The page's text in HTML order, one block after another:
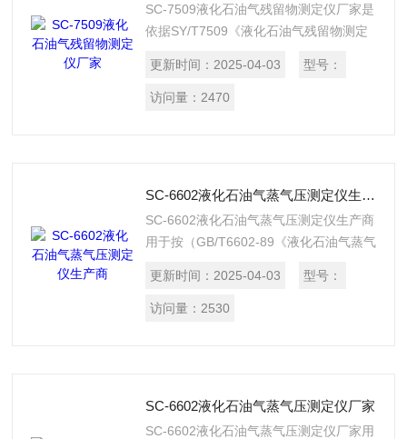
SC-7509液化石油气残留物测定仪厂家是
依据SY/T7509《液化石油气残留物测定
定液化石油气在37.8℃时挥发后残留物的
含量。它是将100mL液化石油气试样置于
更新时间： 2025-04-03 型号：
访问量： 2470
SC-6602液化石油气蒸气压测定仪生产商
SC-6602液化石油气蒸气压测定仪生产商
用于按（GB/T6602-89《液化石油气蒸气
仪和37.8～70C试验温度下, 液化石油气
的蒸气压（表压）。本仪器适用于沸点高
更新时间： 2025-04-03 型号：
访问量： 2530
SC-6602液化石油气蒸气压测定仪厂家
SC-6602液化石油气蒸气压测定仪厂家用